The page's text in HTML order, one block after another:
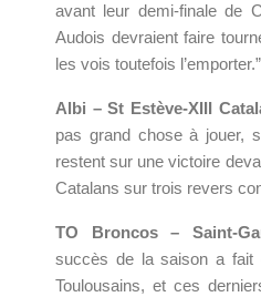
avant leur demi-finale de
Audois devraient faire
les vois toutefois l’emporter.”
Albi – St Estève-XIII
pas grand chose à jouer,
restent sur une victoire
Catalans sur trois revers
TO Broncos – Saint-
succès de la saison a fait
Toulousains, et ces